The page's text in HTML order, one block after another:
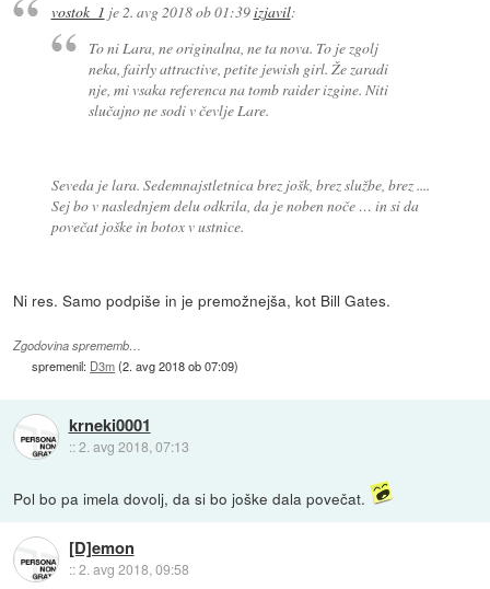
vostok_1 je2. avg 2018 ob 01:39izjavil:
To ni Lara, ne originalna, ne ta nova. To je zgolj
neka, fairly attractive, petite jewish girl. Že zaradi
nje, mi vsaka referenca na tomb raider izgine. Niti
slučajno ne sodi v čevlje Lare.
Seveda je lara. Sedemnajstletnica brez jošk, brez službe, brez ....
Sej bo v naslednjem delu odkrila, da je noben noče … in si da
povečat joške in botox v ustnice.
Ni res. Samo podpiše in je premožnejša, kot Bill Gates.
Zgodovina sprememb…
spremenil: D3m(2. avg 2018 ob 07:09)
krneki0001
::2. avg 2018, 07:13
Pol bo pa imela dovolj, da si bo joške dala povečat.
[D]emon
::2. avg 2018, 09:58